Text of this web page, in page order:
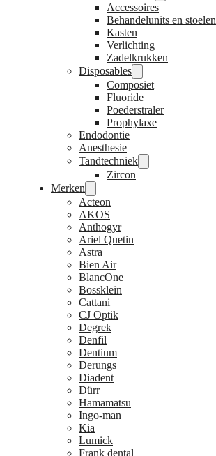
Accessoires
Behandelunits en stoelen
Kasten
Verlichting
Zadelkrukken
Disposables
Composiet
Fluoride
Poederstraler
Prophylaxe
Endodontie
Anesthesie
Tandtechniek
Zircon
Merken
Acteon
AKOS
Anthogyr
Ariel Quetin
Astra
Bien Air
BlancOne
Bossklein
Cattani
CJ Optik
Degrek
Denfil
Dentium
Derungs
Diadent
Dürr
Hamamatsu
Ingo-man
Kia
Lumick
Frank dental